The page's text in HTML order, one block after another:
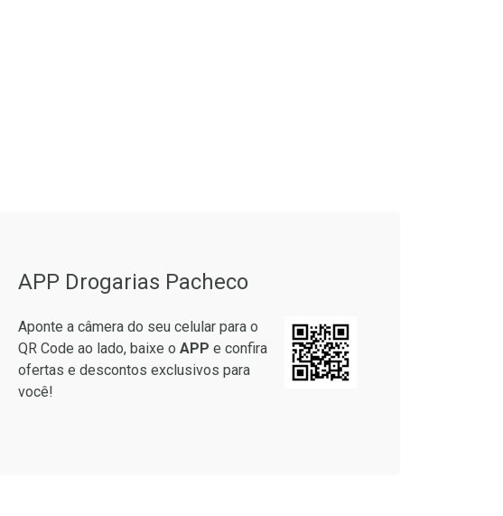
APP Drogarias Pacheco
Aponte a câmera do seu celular para o
QR Code ao lado, baixe o APP e confira
ofertas e descontos exclusivos para
você!